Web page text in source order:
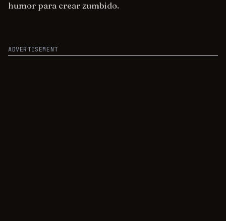
humor para crear zumbido.
ADVERTISEMENT